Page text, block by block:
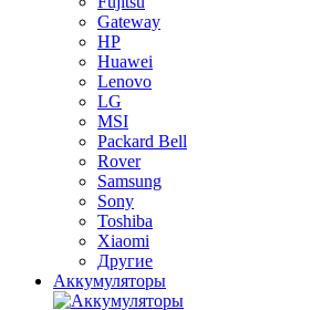
Gateway
HP
Huawei
Lenovo
LG
MSI
Packard Bell
Rover
Samsung
Sony
Toshiba
Xiaomi
Другие
Аккумуляторы